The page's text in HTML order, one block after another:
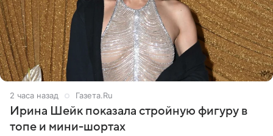
2 часа назад Газета.Ru
Ирина Шейк показала стройную фигуру в
топе и мини-шортах